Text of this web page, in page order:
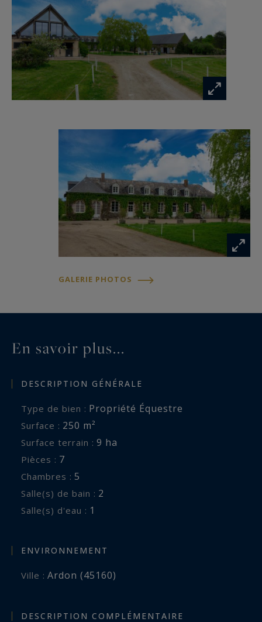
● Idéal pour un projet équestre de qualité
Les informations sur les risques auxquels ce
bien est exposé sont disponibles sur :
www.georisques.gouv.fr
GALERIE PHOTOS
En savoir plus...
DESCRIPTION GÉNÉRALE
Type de bien : Propriété Équestre
Surface : 250 m²
Surface terrain : 9 ha
Pièces : 7
Chambres : 5
Salle(s) de bain : 2
Salle(s) d'eau : 1
ENVIRONNEMENT
Ville : Ardon (45160)
DESCRIPTION COMPLÉMENTAIRE